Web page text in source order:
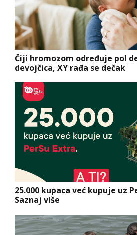
Čiji hromozom određuje pol
devojčica, XY rađa se dečak
25.000 kupaca već kupuje uz
Saznaj više